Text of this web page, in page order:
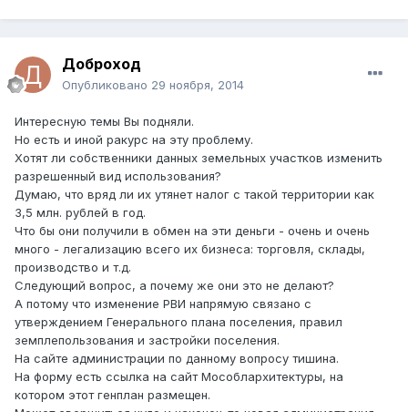
Доброход
Опубликовано 29 ноября, 2014
Интересную темы Вы подняли.
Но есть и иной ракурс на эту проблему.
Хотят ли собственники данных земельных участков изменить
разрешенный вид использования?
Думаю, что вряд ли их утянет налог с такой территории как
3,5 млн. рублей в год.
Что бы они получили в обмен на эти деньги - очень и очень
много - легализацию всего их бизнеса: торговля, склады,
производство и т.д.
Следующий вопрос, а почему же они это не делают?
А потому что изменение РВИ напрямую связано с
утверждением Генерального плана поселения, правил
земплепользования и застройки поселения.
На сайте администрации по данному вопросу тишина.
На форму есть ссылка на сайт Мособлархитектуры, на
котором этот генплан размещен.